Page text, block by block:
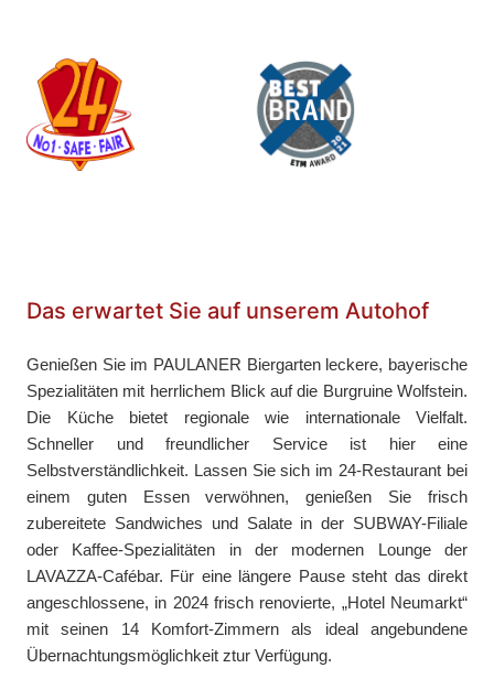
Das erwartet Sie auf unserem Autohof
Genießen Sie im PAULANER Biergarten leckere, bayerische
Spezialitäten mit herrlichem Blick auf die Burgruine Wolfstein.
Die Küche bietet regionale wie internationale Vielfalt.
Schneller und freundlicher Service ist hier eine
Selbstverständlichkeit. Lassen Sie sich im 24-Restaurant bei
einem guten Essen verwöhnen, genießen Sie frisch
zubereitete Sandwiches und Salate in der SUBWAY-Filiale
oder Kaffee-Spezialitäten in der modernen Lounge der
LAVAZZA-Cafébar. Für eine längere Pause steht das direkt
angeschlossene, in 2024 frisch renovierte, „Hotel Neumarkt“
mit seinen 14 Komfort-Zimmern als ideal angebundene
Übernachtungsmöglichkeit ztur Verfügung.